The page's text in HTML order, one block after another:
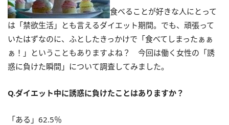
食べることが好きな人にとって
は「禁欲生活」とも言えるダイエット期間。でも、頑張って
いたはずなのに、ふとしたきっかけで「食べてしまったぁぁ
ぁ！」ということもありますよね？ 今回は働く女性の「誘
惑に負けた瞬間」について調査してみました。
Q.ダイエット中に誘惑に負けたことはありますか？
「ある」62.5％